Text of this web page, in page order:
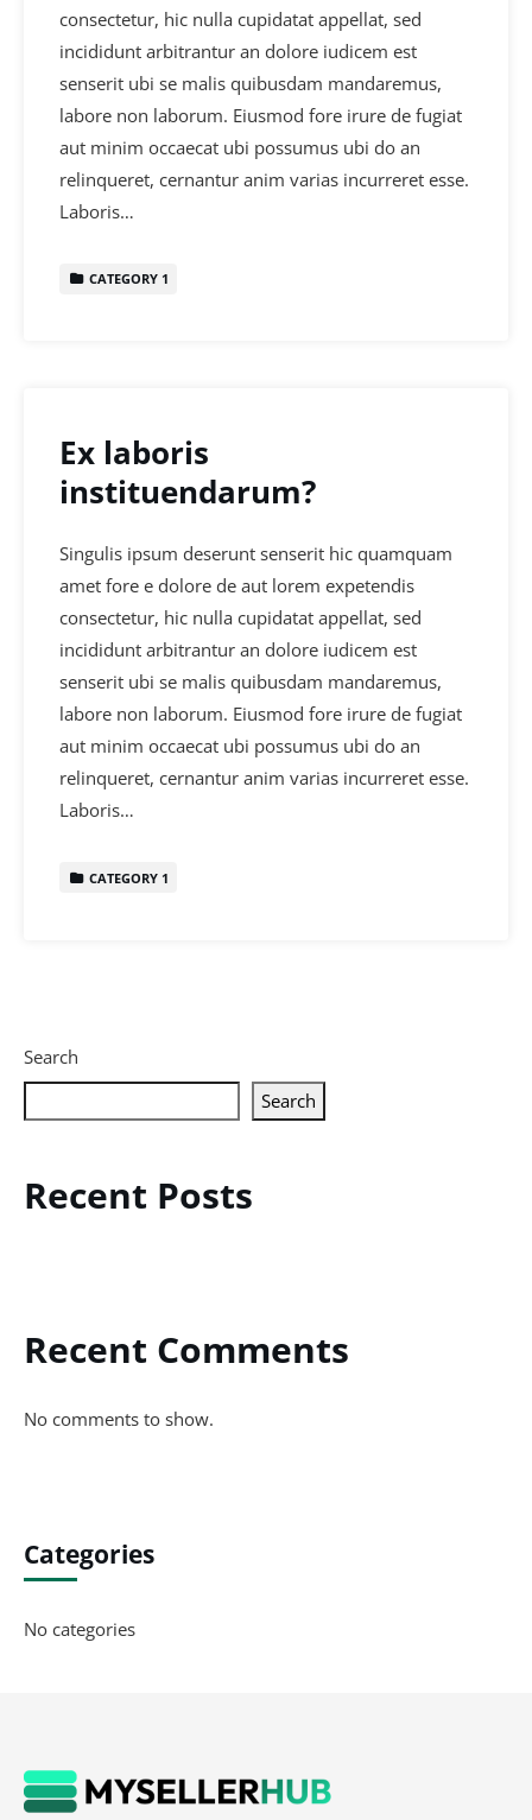
consectetur, hic nulla cupidatat appellat, sed
incididunt arbitrantur an dolore iudicem est
senserit ubi se malis quibusdam mandaremus,
labore non laborum. Eiusmod fore irure de fugiat
aut minim occaecat ubi possumus ubi do an
relinqueret, cernantur anim varias incurreret esse.
Laboris…
CATEGORY 1
Ex laboris
instituendarum?
Singulis ipsum deserunt senserit hic quamquam
amet fore e dolore de aut lorem expetendis
consectetur, hic nulla cupidatat appellat, sed
incididunt arbitrantur an dolore iudicem est
senserit ubi se malis quibusdam mandaremus,
labore non laborum. Eiusmod fore irure de fugiat
aut minim occaecat ubi possumus ubi do an
relinqueret, cernantur anim varias incurreret esse.
Laboris…
CATEGORY 1
Search
Search
Recent Posts
Recent Comments
No comments to show.
Categories
No categories